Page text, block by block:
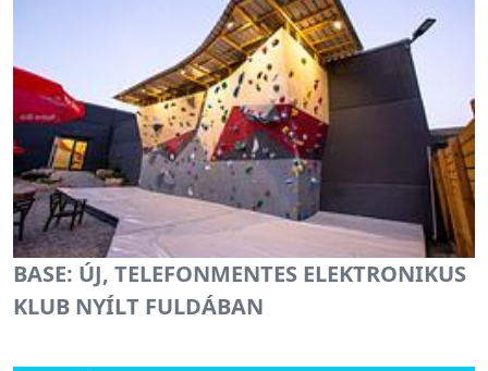
BASE: ÚJ, TELEFONMENTES ELEKTRONIKUS
KLUB NYÍLT FULDÁBAN